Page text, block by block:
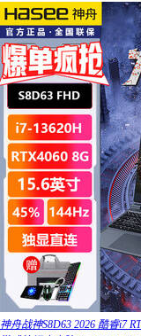
神舟战神S8D63 2026 酷睿i7